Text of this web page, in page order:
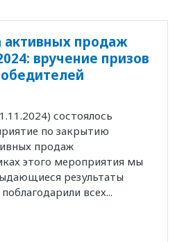
активных продаж
вручение призов
состоялось
по закрытию
продаж
этого мероприятия мы
результаты
всех...